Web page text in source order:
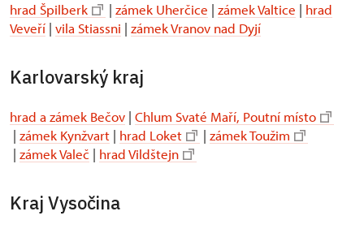
hrad Špilberk | zámek Uherčice | zámek Valtice | hrad
Veveří | vila Stiassni | zámek Vranov nad Dyjí
Karlovarský kraj
hrad a zámek Bečov | Chlum Svaté Maří, Poutní místo
| zámek Kynžvart | hrad Loket | zámek Toužim
| zámek Valeč | hrad Vildštejn
Kraj Vysočina